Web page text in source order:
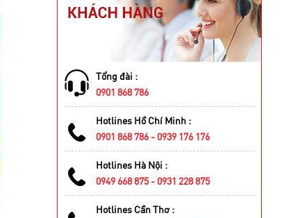
Tổng đài :
0901 868 786
Hotlines Hồ Chí Minh :
0901 868 786 - 0939 176 176
Hotlines Hà Nội :
0949 668 875 - 0931 228 875
Hotlines Cần Thơ :